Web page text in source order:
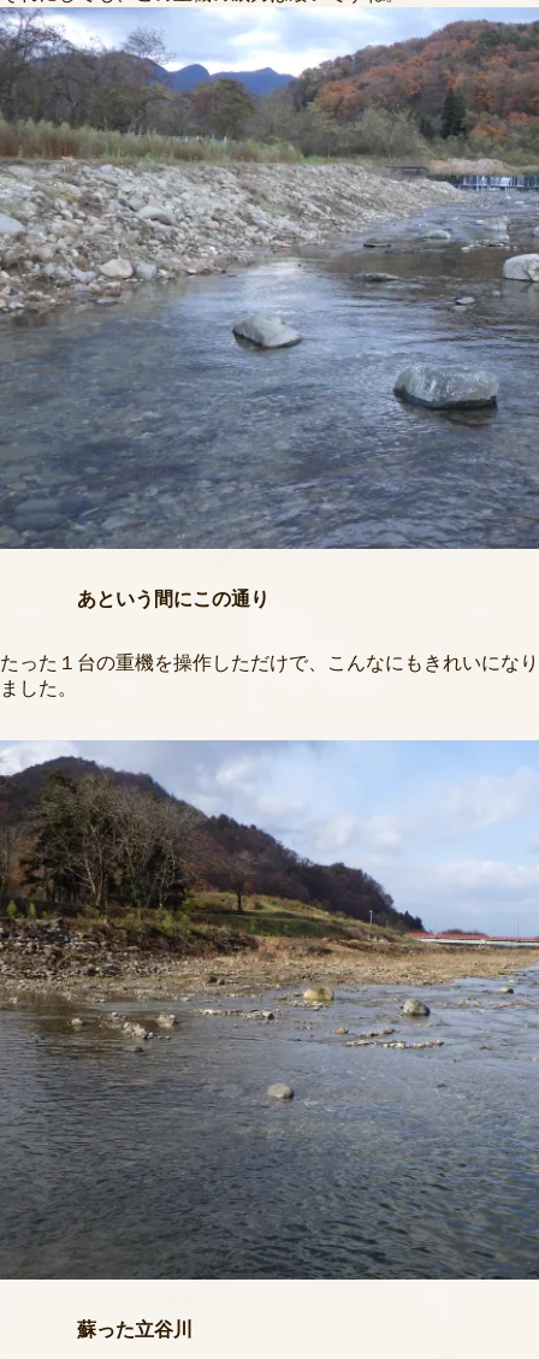
あという間にこの通り
たった１台の重機を操作しただけで、こんなにもきれいになり
ました。
蘇った立谷川